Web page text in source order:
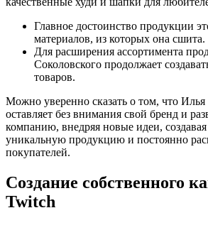
Главное достоинство продукции
материалов, из которых она сшита.
Для расширения ассортимента
Соколовского продолжает
товаров.
Можно уверенно сказать о том, что
оставляет без внимания свой бренд и
компанию, внедряя новые идеи,
уникальную продукцию и постоянно
покупателей.
Создание собственного
Twitch